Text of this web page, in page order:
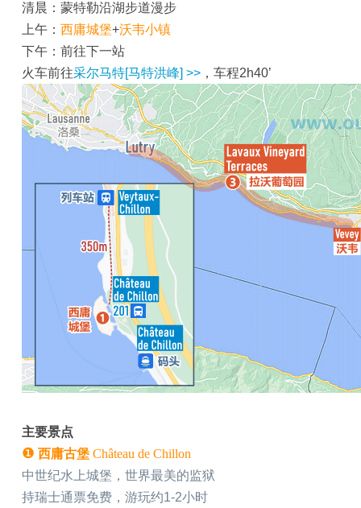
清晨：蒙特勒沿湖步道漫步
上午： 西庸城堡+沃韦小镇
下午：前往下一站
火车前往采尔马特[马特洪峰] >> ，车程2h40’
主要景点
❶ 西庸古堡 Château de Chillon
中世纪水上城堡，世界最美的监狱
持瑞士通票免费，游玩约1-2小时